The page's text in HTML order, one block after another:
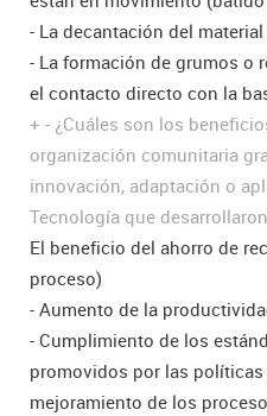
- La decantación del
- La formación de grumos o
el contacto directo con la
+ - ¿Cuáles son los
organización comunitaria
innovación, adaptación o
Tecnología que
El beneficio del ahorro de
proceso)
- Aumento de la
- Cumplimiento de los
promovidos por las
mejoramiento de los